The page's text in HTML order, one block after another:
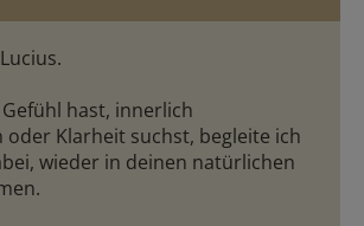
hast, innerlich
oder Klarheit suchst, begleite ich
wieder in deinen natürlichen